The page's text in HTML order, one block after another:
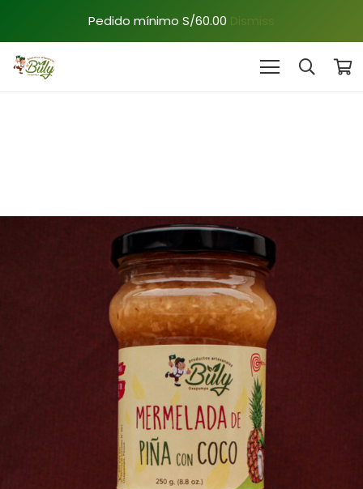
Pedido mínimo S/60.00 Dismiss